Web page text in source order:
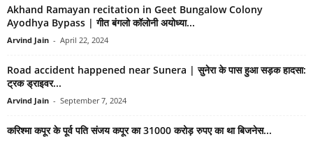
Akhand Ramayan recitation in Geet Bungalow Colony
Ayodhya Bypass | गीत बंगलो कॉलोनी अयोध्या...
Arvind Jain - April 22, 2024
Road accident happened near Sunera | सुनेरा के पास हुआ सड़क हादसा:
ट्रक ड्राइवर...
Arvind Jain - September 7, 2024
करिश्मा कपूर के पूर्व पति संजय कपूर का 31000 करोड़ रुपए का था बिजनेस...